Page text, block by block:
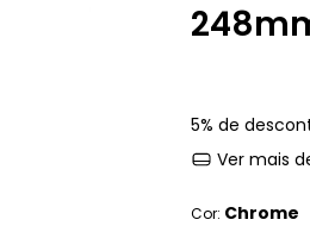
5% de
Ver mais
Cor: Chrome